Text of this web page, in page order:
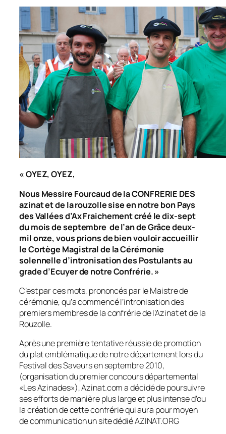
« OYEZ, OYEZ,
Nous Messire Fourcaud de la CONFRERIE DES
azinat et de la rouzolle sise en notre bon Pays
des Vallées d’Ax Fraichement créé le dix-sept
du mois de septembre de l’an de Grâce deux-
mil onze, vous prions de bien vouloir accueillir
le Cortège Magistral de la Cérémonie
solennelle d’intronisation des Postulants au
grade d’Ecuyer de notre Confrérie. »
C’est par ces mots, prononcés par le Maistre de
cérémonie, qu’a commencé l’intronisation des
premiers membres de la confrérie de l’Azinat et de la
Rouzolle.
Après une première tentative réussie de promotion
du plat emblématique de notre département lors du
Festival des Saveurs en septembre 2010,
(organisation du premier concours départemental
«Les Azinades»), Azinat.com a décidé de poursuivre
ses efforts de manière plus large et plus intense d’ou
la création de cette confrérie qui aura pour moyen
de communication un site dédié AZINAT.ORG